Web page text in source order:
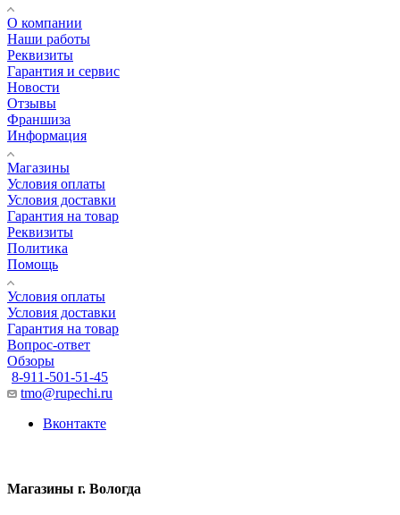
О компании
Наши работы
Реквизиты
Гарантия и сервис
Новости
Отзывы
Франшиза
Информация
Магазины
Условия оплаты
Условия доставки
Гарантия на товар
Реквизиты
Политика
Помощь
Условия оплаты
Условия доставки
Гарантия на товар
Вопрос-ответ
Обзоры
8-911-501-51-45
tmo@rupechi.ru
Вконтакте
Магазины г. Вологда